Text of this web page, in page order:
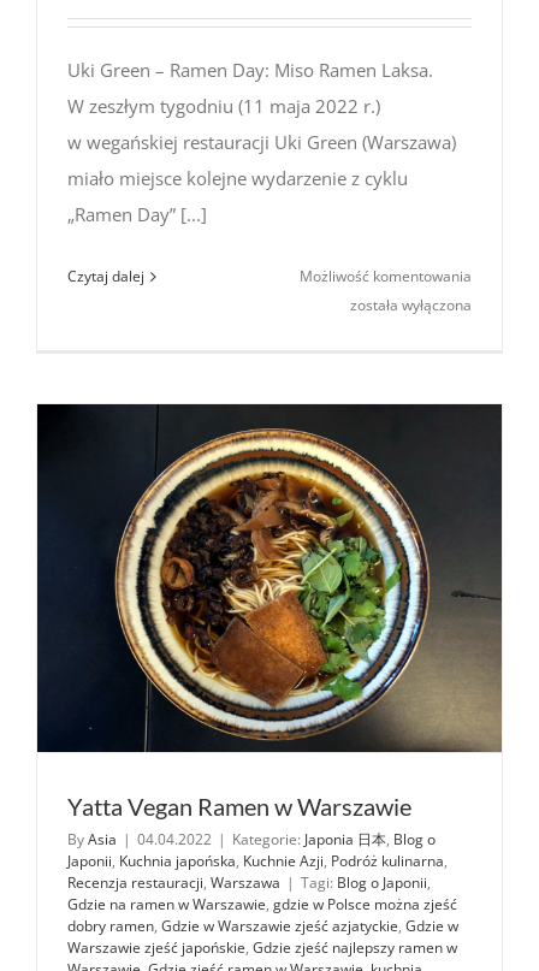
Uki Green – Ramen Day: Miso Ramen Laksa.
W zeszłym tygodniu (11 maja 2022 r.)
w wegańskiej restauracji Uki Green (Warszawa)
miało miejsce kolejne wydarzenie z cyklu
„Ramen Day” [...]
Czytaj dalej Możliwość komentowania
została wyłączona
Yatta Vegan Ramen w Warszawie
ByAsia | 04.04.2022 | Kategorie: Japonia 日本, Blog o
Japonii, Kuchnia japońska, Kuchnie Azji, Podróż kulinarna,
Recenzja restauracji, Warszawa | Tagi: Blog o Japonii,
Gdzie na ramen w Warszawie, gdzie w Polsce można zjeść
dobry ramen, Gdzie w Warszawie zjeść azjatyckie, Gdzie w
Warszawie zjeść japońskie, Gdzie zjeść najlepszy ramen w